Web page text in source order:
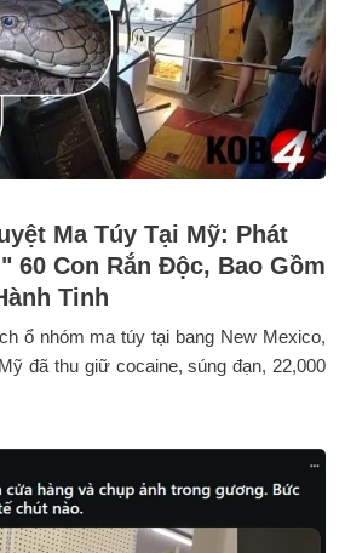
Ma Túy Tại Mỹ: Phát
60 Con Rắn Độc, Bao Gồm
Tinh
ổ nhóm ma túy tại bang New Mexico,
đã thu giữ cocaine, súng đạn, 22,000